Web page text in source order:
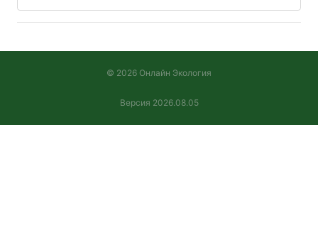
© 2026 Онлайн Экология
Версия 2026.08.05